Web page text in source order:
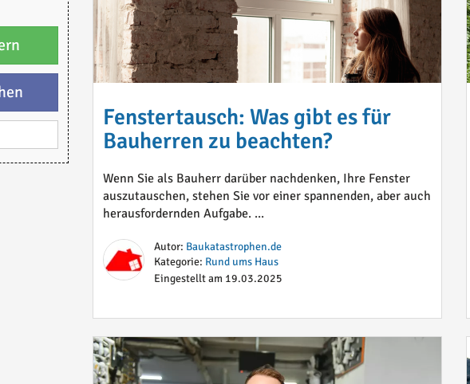
Fenstertausch: Was gibt es für
Bauherren zu beachten?
Wenn Sie als Bauherr darüber nachdenken, Ihre Fenster
auszutauschen, stehen Sie vor einer spannenden, aber auch
herausfordernden Aufgabe. ...
Autor: Baukatastrophen.de
Kategorie: Rund ums Haus
Eingestellt am 19.03.2025